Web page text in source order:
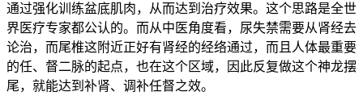
通过强化训练盆底肌肉，从而达到治疗效果。这个思路是全世
界医疗专家都公认的。而从中医角度看，尿失禁需要从肾经去
论治，而尾椎这附近正好有肾经的经络通过，而且人体最重要
的任、督二脉的起点，也在这个区域，因此反复做这个神龙摆
尾，就能达到补肾、调补任督之效。